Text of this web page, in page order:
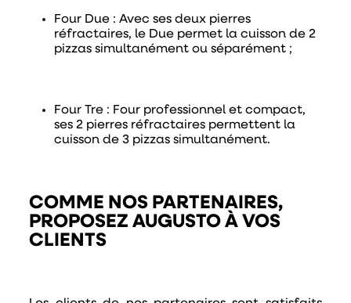
Four Due : Avec ses deux pierres
réfractaires, le Due permet la cuisson de 2
pizzas simultanément ou séparément ;
Four Tre : Four professionnel et compact,
ses 2 pierres réfractaires permettent la
cuisson de 3 pizzas simultanément.
COMME NOS PARTENAIRES,
PROPOSEZ AUGUSTO À VOS
CLIENTS